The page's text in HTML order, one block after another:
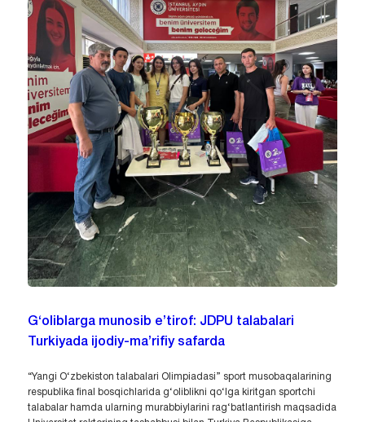
G‘oliblarga munosib e’tirof: JDPU talabalari
Turkiyada ijodiy-ma’rifiy safarda
“Yangi O‘zbekiston talabalari Olimpiadasi” sport musobaqalarining
respublika final bosqichlarida g‘oliblikni qo‘lga kiritgan sportchi
talabalar hamda ularning murabbiylarini rag‘batlantirish maqsadida